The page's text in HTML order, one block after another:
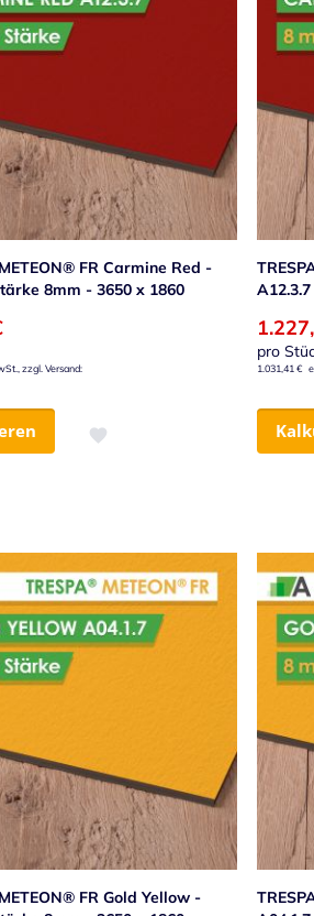
FR Carmine Red -
8mm - 3650 x 1860
Zur Wunschliste hinzufügen
pro
1.031,41 €
FR Gold Yellow -